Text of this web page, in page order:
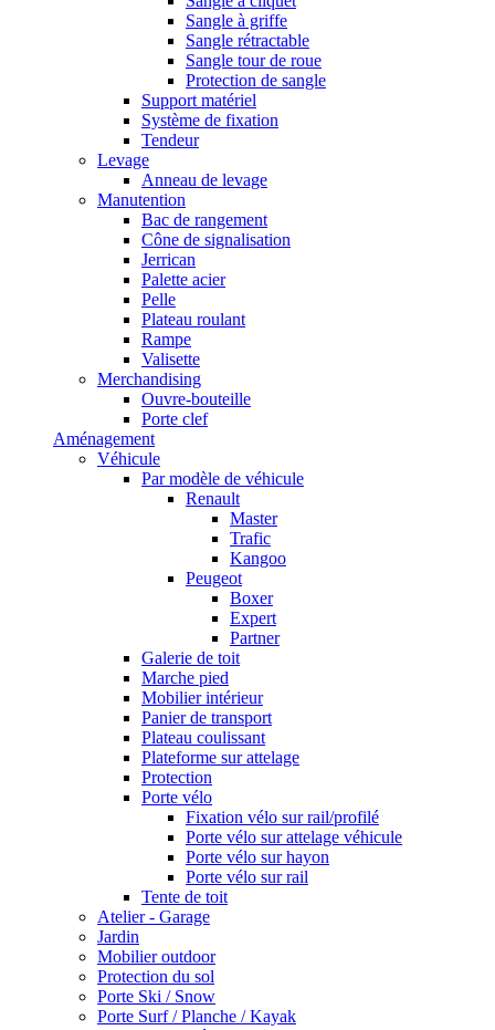
Sangle à griffe
Sangle rétractable
Sangle tour de roue
Protection de sangle
Support matériel
Système de fixation
Tendeur
Levage
Anneau de levage
Manutention
Bac de rangement
Cône de signalisation
Jerrican
Palette acier
Pelle
Plateau roulant
Rampe
Valisette
Merchandising
Ouvre-bouteille
Porte clef
Aménagement
Véhicule
Par modèle de véhicule
Renault
Master
Trafic
Kangoo
Peugeot
Boxer
Expert
Partner
Galerie de toit
Marche pied
Mobilier intérieur
Panier de transport
Plateau coulissant
Plateforme sur attelage
Protection
Porte vélo
Fixation vélo sur rail/profilé
Porte vélo sur attelage véhicule
Porte vélo sur hayon
Porte vélo sur rail
Tente de toit
Atelier - Garage
Jardin
Mobilier outdoor
Protection du sol
Porte Ski / Snow
Porte Surf / Planche / Kayak